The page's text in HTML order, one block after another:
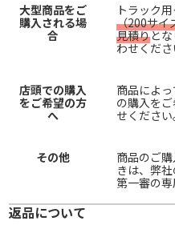
大型商品をご
購入される場
合
トラック
（200サイ
見積りと
わせくださ
店頭での購入
をご希望の方
へ
商品によ
の購入を
せください
その他
商品のご
きは、弊
第一審の専
返品について